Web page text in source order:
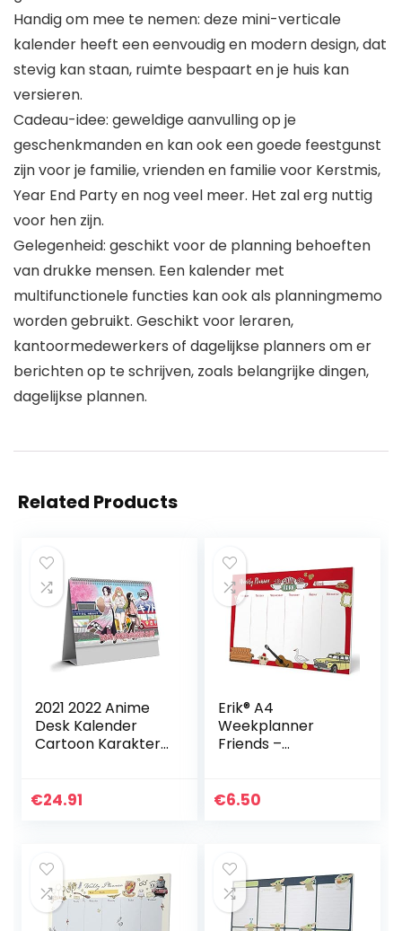
Handig om mee te nemen: deze mini-verticale
kalender heeft een eenvoudig en modern design, dat
stevig kan staan, ruimte bespaart en je huis kan
versieren.
Cadeau-idee: geweldige aanvulling op je
geschenkmanden en kan ook een goede feestgunst
zijn voor je familie, vrienden en familie voor Kerstmis,
Year End Party en nog veel meer. Het zal erg nuttig
voor hen zijn.
Gelegenheid: geschikt voor de planning behoeften
van drukke mensen. Een kalender met
multifunctionele functies kan ook als planningmemo
worden gebruikt. Geschikt voor leraren,
kantoormedewerkers of dagelijkse planners om er
berichten op te schrijven, zoals belangrijke dingen,
dagelijkse plannen.
Related Products
2021 2022 Anime
Desk Kalender
Cartoon Karakter
€24.91
Erik® A4
Weekplanner
Friends –
afscheurbare
€6.50